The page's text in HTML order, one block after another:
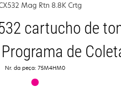
Mag Rtn 8.8K Crtg
cartucho de
de
Nr. da peça: 75M4HM0